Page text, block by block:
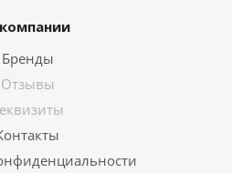
Бренды
Отзывы